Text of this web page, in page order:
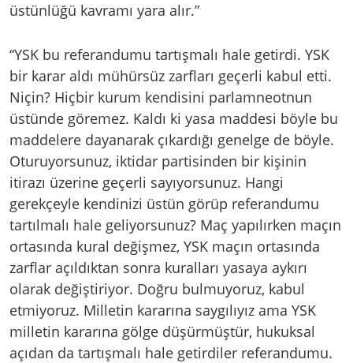
üstünlüğü kavramı yara alır.”
“YSK bu referandumu tartışmalı hale getirdi. YSK
bir karar aldı mühürsüz zarfları geçerli kabul etti.
Niçin? Hiçbir kurum kendisini parlamneotnun
üstünde göremez. Kaldı ki yasa maddesi böyle bu
maddelere dayanarak çıkardığı genelge de böyle.
Oturuyorsunuz, iktidar partisinden bir kişinin
itirazı üzerine geçerli sayıyorsunuz. Hangi
gerekçeyle kendinizi üstün görüp referandumu
tartılmalı hale geliyorsunuz? Maç yapılırken maçın
ortasında kural değişmez, YSK maçın ortasında
zarflar açıldıktan sonra kuralları yasaya aykırı
olarak değiştiriyor. Doğru bulmuyoruz, kabul
etmiyoruz. Milletin kararına saygılıyız ama YSK
milletin kararına gölge düşürmüştür, hukuksal
açıdan da tartışmalı hale getirdiler referandumu.